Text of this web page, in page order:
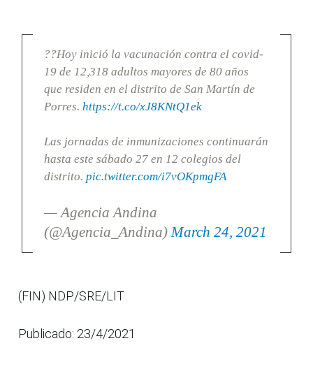
??Hoy inició la vacunación contra el covid-
19 de 12,318 adultos mayores de 80 años
que residen en el distrito de San Martín de
Porres. https://t.co/xJ8KNtQ1ek
Las jornadas de inmunizaciones continuarán
hasta este sábado 27 en 12 colegios del
distrito. pic.twitter.com/i7vOKpmgFA
— Agencia Andina
(@Agencia_Andina)March 24, 2021
(FIN) NDP/SRE/LIT
Publicado: 23/4/2021